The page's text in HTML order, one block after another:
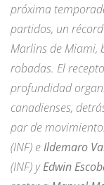
próxima
partidos, un
Marlins de Miami,
robadas. El
profundidad
canadienses,
par de
(INF) eIldemaro
(INF) yEdwin